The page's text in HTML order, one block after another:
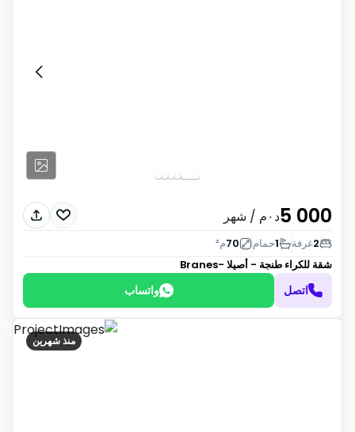
5 000د٠م / شهر
2غرفة 1حمام 70م²
شقة للكراء طنجة - أصيلا -Branes
اتصل واتساب
منذ شهرين